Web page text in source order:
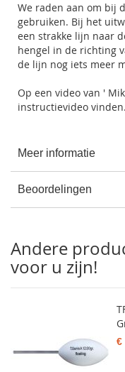
We raden aan om bij
gebruiken. Bij het
een strakke lijn naar
hengel in de richting
de lijn nog iets meer
Op een video van '
instructievideo vinden.
Meer informatie
Beoordelingen
Andere
voor u zijn!
€